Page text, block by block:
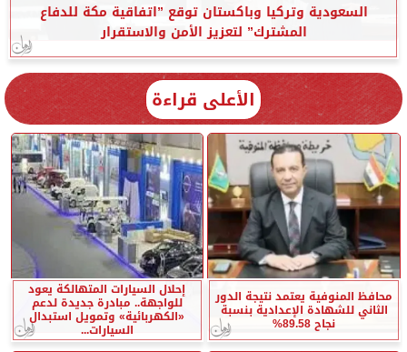
السعودية وتركيا وباكستان توقع ”اتفاقية مكة للدفاع
المشترك” لتعزيز الأمن والاستقرار
الأعلى قراءة
محافظ المنوفية يعتمد نتيجة الدور
الثاني للشهادة الإعدادية بنسبة
نجاح 89.58%
إحلال السيارات المتهالكة يعود
للواجهة.. مبادرة جديدة لدعم
«الكهربائية» وتمويل استبدال
السيارات...